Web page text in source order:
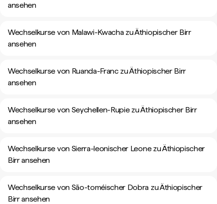
ansehen
Wechselkurse von Malawi-Kwacha zu Äthiopischer Birr
ansehen
Wechselkurse von Ruanda-Franc zu Äthiopischer Birr
ansehen
Wechselkurse von Seychellen-Rupie zu Äthiopischer Birr
ansehen
Wechselkurse von Sierra-leonischer Leone zu Äthiopischer
Birr ansehen
Wechselkurse von São-toméischer Dobra zu Äthiopischer
Birr ansehen